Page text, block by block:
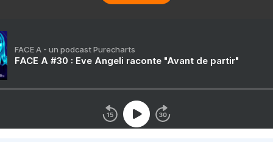
FACE A - un podcast Purecharts
FACE A #30 : Eve Angeli raconte "Avant de partir"